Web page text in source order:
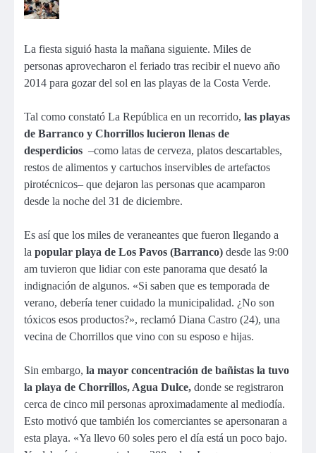
La fiesta siguió hasta la mañana siguiente. Miles de
personas aprovecharon el feriado tras recibir el nuevo año
2014 para gozar del sol en las playas de la Costa Verde.
Tal como constató La República en un recorrido, las playas
de Barranco y Chorrillos lucieron llenas de
desperdicios –como latas de cerveza, platos descartables,
restos de alimentos y cartuchos inservibles de artefactos
pirotécnicos– que dejaron las personas que acamparon
desde la noche del 31 de diciembre.
Es así que los miles de veraneantes que fueron llegando a
la popular playa de Los Pavos (Barranco) desde las 9:00
am tuvieron que lidiar con este panorama que desató la
indignación de algunos. «Si saben que es temporada de
verano, debería tener cuidado la municipalidad. ¿No son
tóxicos esos productos?», reclamó Diana Castro (24), una
vecina de Chorrillos que vino con su esposo e hijas.
Sin embargo, la mayor concentración de bañistas la tuvo
la playa de Chorrillos, Agua Dulce, donde se registraron
cerca de cinco mil personas aproximadamente al mediodía.
Esto motivó que también los comerciantes se apersonaran a
esta playa. «Ya llevo 60 soles pero el día está un poco bajo.